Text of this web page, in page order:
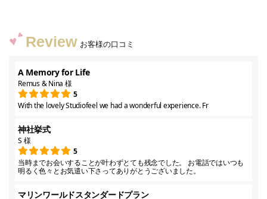
Review お客様の口コミ
A Memory for Life
Remus & Nina 様
5
With the lovely Studiofeel we had a wonderful experience. Fr
神社挙式
S 様
5
当時までお会いすることが叶わずとても残念でした。 お電話ではいつも
明るく色々とお気遣い下さってありがとうございました。
マリンワールドスタンダードプラン